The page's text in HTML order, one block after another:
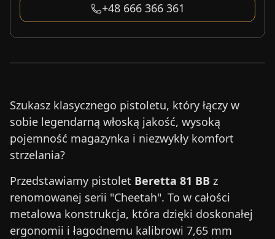
+48 666 366 361
Szukasz klasycznego pistoletu, który łączy w
sobie legendarną włoską jakość, wysoką
pojemność magazynka i niezwykły komfort
strzelania?
Przedstawiamy pistolet Beretta 81 BB z
renomowanej serii "Cheetah". To w całości
metalowa konstrukcja, która dzięki doskonałej
ergonomii i łagodnemu kalibrowi 7,65 mm